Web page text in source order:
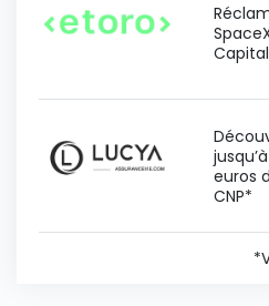
euros
CNP*